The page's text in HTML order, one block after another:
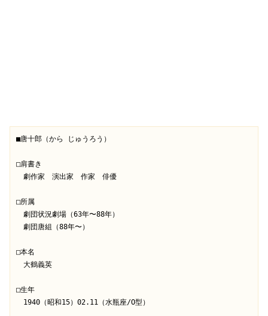
■唐十郎（から じゅうろう）
□肩書き
劇作家　演出家　作家　俳優
□所属
劇団状況劇場（63年〜88年）
劇団唐組（88年〜）
□本名
大鶴義英
□生年
1940（昭和15）02.11（水瓶座/O型）